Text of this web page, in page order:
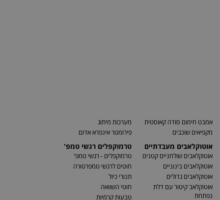
אמבט חימום סודה קאוסטית
מקפיאים שוכבים
אוטוקלאבים מעבדתיים
אוטוקלאבים שולחניים קטנים
אוטוקלאבים בינוניים
אוטוקלאבים גדולים
אוטוקלאב קיטור עם דלת
נפתחת
מערכות מיתוג
פירומטר אינפרא אדום
טרמוקפלים רגשי טמפ'
טרמוקפלים - רגשי טמפ'
חוטים לרגשי טמפרטורה
תנורי כיול
חוטי השוואה
טבעות קרמיות